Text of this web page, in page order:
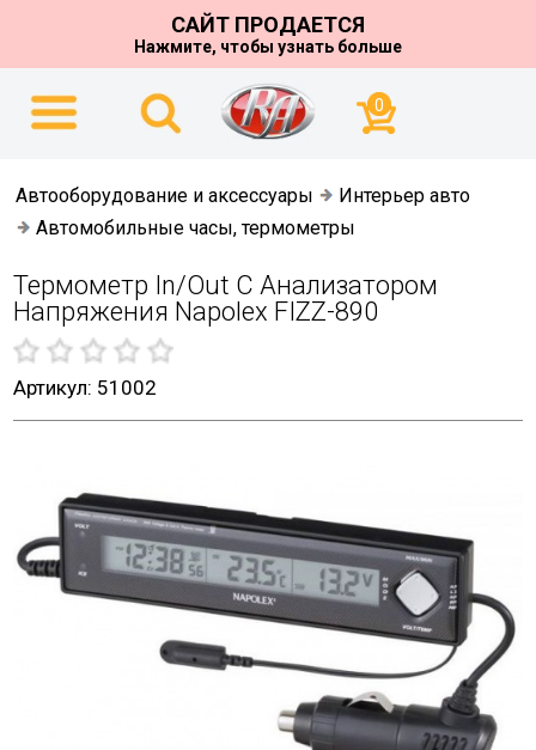
САЙТ ПРОДАЕТСЯ
Нажмите, чтобы узнать больше
0
Автооборудование и аксессуары
Интерьер авто
Автомобильные часы, термометры
Термометр In/out С Анализатором
Напряжения Napolex FIZZ-890
Артикул: 51002